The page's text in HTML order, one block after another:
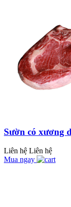
Sườn có xương
Liên hệ Liên hệ
Mua ngay